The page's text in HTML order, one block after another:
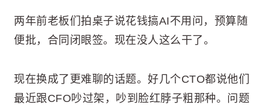
两年前老板们拍桌子说花钱搞AI不用问，预算随
便批，合同闭眼签。现在没人这么干了。
现在换成了更难聊的话题。好几个CTO都说他们
最近跟CFO吵过架，吵到脸红脖子粗那种。问题